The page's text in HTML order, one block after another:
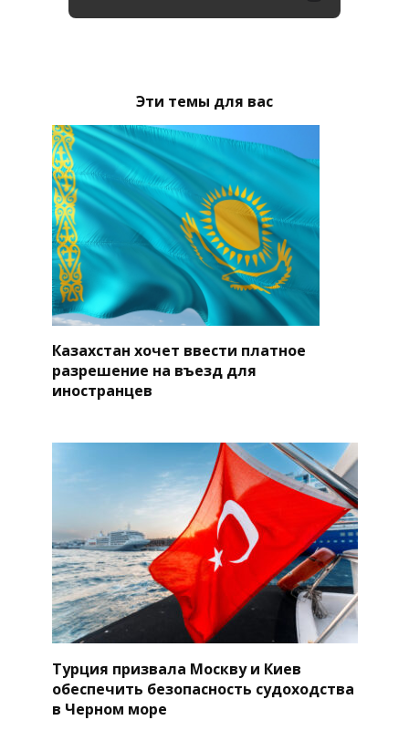
Эти темы для вас
Казахстан хочет ввести платное
разрешение на въезд для
иностранцев
Турция призвала Москву и Киев
обеспечить безопасность судоходства
в Черном море